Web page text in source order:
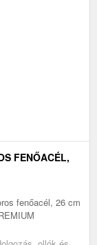
FENŐACÉL,
fenőacél, 26 cm